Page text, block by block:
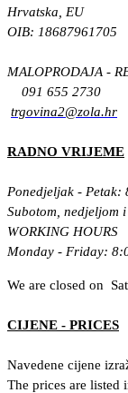
Hrvatska, EU
OIB: 18687961705
MALOPRODAJA -
091 655
trgovina2@zola.hr
RADNO VRIJEME
Ponedjeljak - Petak:
Subotom, nedjeljom
WORKING HOURS
Monday - Friday:
We are closed on
CIJENE - PRICES
Navedene cijene
The prices are listed